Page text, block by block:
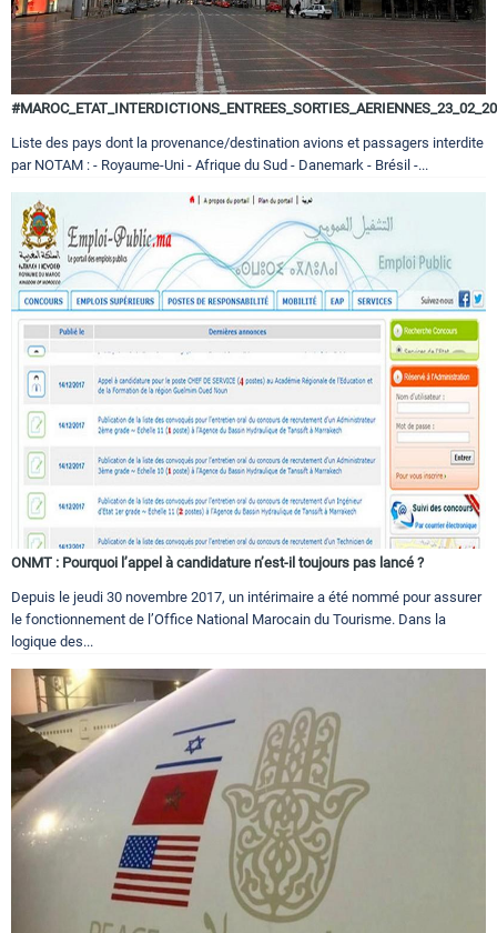
Liste des pays dont la provenance/destination avions et passagers interdite
par NOTAM : - Royaume-Uni - Afrique du Sud - Danemark - Brésil -...
ONMT : Pourquoi l’appel à candidature n’est-il toujours pas lancé ?
Depuis le jeudi 30 novembre 2017, un intérimaire a été nommé pour assurer
le fonctionnement de l’Office National Marocain du Tourisme. Dans la
logique des...